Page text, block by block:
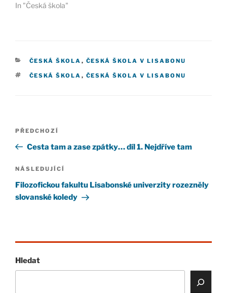
In "Česká škola"
RUBRIKY
ČESKÁ ŠKOLA , ČESKÁ ŠKOLA V LISABONU
ŠTÍTKY
ČESKÁ ŠKOLA , ČESKÁ ŠKOLA V LISABONU
Navigace
příspěvek
Předchozí
příspěvek
PŘEDCHOZÍ
Cesta tam a zase zpátky… díl 1. Nejdříve tam
Následující
příspěvek
NÁSLEDUJÍCÍ
Filozofickou fakultu Lisabonské univerzity rozezněly
slovanské koledy
Hledat